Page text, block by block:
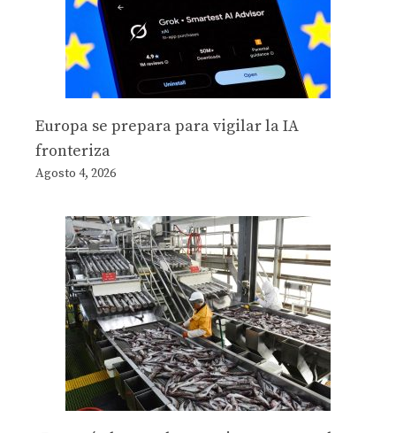
Europa se prepara para vigilar la IA
fronteriza
Agosto 4, 2026